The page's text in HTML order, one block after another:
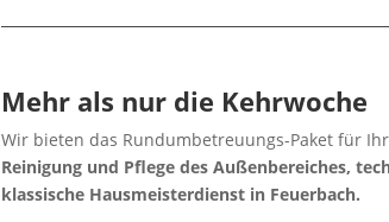
Mehr als nur die Kehrwoche
Wir bieten das Rundumbetreuungs-Paket für
Reinigung und Pflege des Außenbereiches,
klassische Hausmeisterdienst in Feuerbach.